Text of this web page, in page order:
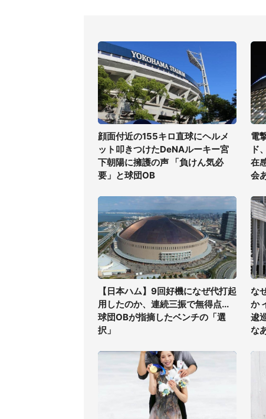
顔面付近の155キロ直球にヘルメ
ット叩きつけたDeNAルーキー宮
下朝陽に擁護の声 「負けん気必
要」と球団OB
電
ド
在
会
【日本ハム】9回好機になぜ代打起
用したのか、連続三振で無得点...
球団OBが指摘したベンチの「選
択」
な
か
逡
な